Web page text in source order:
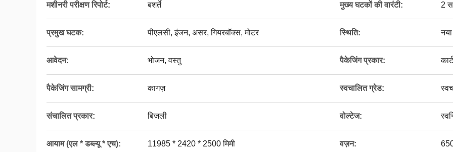
मशीनरी परीक्षण रिपोर्ट: बशर्ते मुख्य घटकों की वारंटी: 2
प्रमुख घटक: पीएलसी, इंजन, असर, गियरबॉक्स, मोटर स्थिति: नया
आवेदन: भोजन, वस्तु पैकेजिंग प्रकार:
पैकेजिंग सामग्री: कागज़ स्वचालित ग्रेड:
संचालित प्रकार: बिजली वोल्टेज:
आयाम (एल * डब्ल्यू * एच): 11985 * 2420 * 2500 मिमी वज़न: